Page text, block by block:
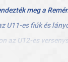
meg a
U11-es fiúk és
az U12-es